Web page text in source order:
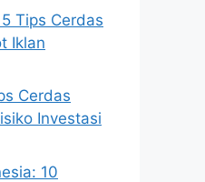
Tips Cerdas
Iklan
Cerdas
Investasi
10